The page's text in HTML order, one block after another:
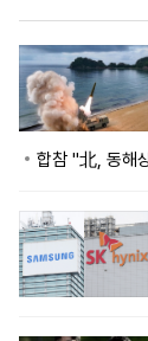
합참 "北, 동해